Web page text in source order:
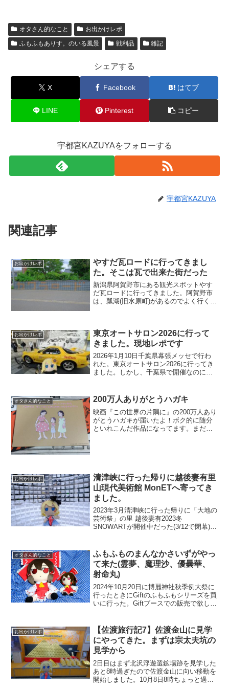
オタさん的なこと
お出かけレポ
ふもふもありす。のいる風景
戦利品 雑記
シェアする
X Facebook はてブ
LINE Pinterest コピー
宇都宮KAZUYAをフォローする
宇都宮KAZUYA
関連記事
お出かけレポ
やすだ瓦ロードに行ってきまし
た。そこは瓦で出来た街だった
新潟県阿賀野市にある観光スポットやす
だ瓦ロードに行ってきました。阿賀野市
は、瓢湖(旧水原町)があるのでよく行くの
産業としてあって近年...
お出かけレポ
東京オートサロン2026に行って
きました。現地レポです
2026年1月10日千葉県幕張メッセで行わ
れた。東京オートサロン2026に行ってき
ました。しかし、千葉県で開催なのに
って付けなきゃ良いのにね。某ねずみラ
ンドやドイツ村と...
オタさん的なこと 200万人ありがとうハガキ
映画『この世界の片隅に』の200万人あり
がとうハガキが届いたよ！ボク的に随分
といれこんだ作品になってます。まだ映
お出かけレポ
清津峡に行った帰りに越後妻有里
山現代美術館 MonETへ寄ってき
ました。
2023年3月清津峡に行った帰りに「大地の
芸術祭」の里 越後妻有2023冬
SNOWARTが開催中だった(3/12で閉幕)越
ころです。大地の芸術祭(11月で閉幕...
オタさん的なこと
ふもふものまんなかさいずがやっ
て来た(霊夢、魔理沙、優曇華、
射命丸)
2024年10月20日に博麗神社秋季例大祭に
行ったときにGiftのふもふもシリーズを買
いに行った。Giftブースでの販売で欲しい
み秋葉原ラジオ会館店に早々に移動して
秋季...
お出かけレポ
【佐渡旅行記7】佐渡金山に見学
にやってきた。まずは宗太夫坑の
見学から
2日目はまず北沢浮遊選鉱場跡を見学した
あと8時過ぎたので佐渡金山に向い移動を
開始しました。10月8日8時ちょっと過ぎ